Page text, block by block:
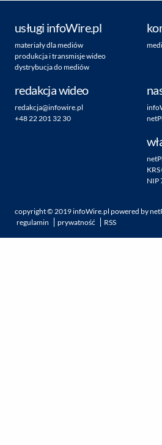
usługi infoWire.pl
materiały dla mediów
produkcja i transmisje wideo
dystrybucja do mediów
redakcja wideo
redakcja@infowire.pl
+48 22 201 32 30
NIP
copyright ©2019infoWire.pl powered by
regulamin
prywatność RSS